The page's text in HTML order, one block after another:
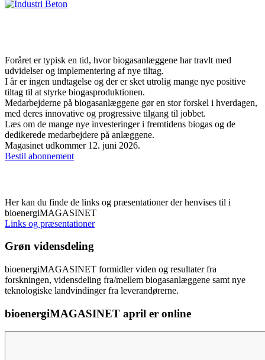
Foråret er typisk en tid, hvor biogasanlæggene har travlt med
udvidelser og implementering af nye tiltag.
I år er ingen undtagelse og der er sket utrolig mange nye positive
tiltag til at styrke biogasproduktionen.
Medarbejderne på biogasanlæggene gør en stor forskel i hverdagen,
med deres innovative og progressive tilgang til jobbet.
Læs om de mange nye investeringer i fremtidens biogas og de
dedikerede medarbejdere på anlæggene.
Magasinet udkommer 12. juni 2026.
Bestil abonnement
Her kan du finde de links og præsentationer der henvises til i
bioenergiMAGASINET
Links og præsentationer
Grøn vidensdeling
bioenergiMAGASINET formidler viden og resultater fra
forskningen, vidensdeling fra/mellem biogasanlæggene samt nye
teknologiske landvindinger fra leverandørerne.
bioenergiMAGASINET april er online